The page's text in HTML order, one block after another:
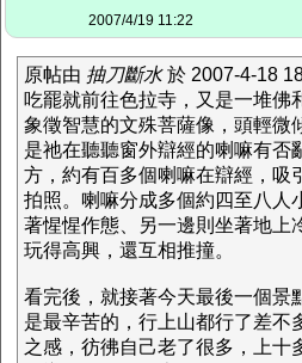
2007/4/19 11:22
原帖由 抽刀斷水於 2007-4-18
吃罷就前往色拉寺，又是一堆佛
象徵智慧的文殊菩薩像，頭輕微
是祂在聽聽窗外辯經的喇嘛有否
方，約有百多個喇嘛在辯經，吸
拍照。喇嘛分成多個約四至八人
著惺惺作態、另一邊則坐著地上
玩得高興，還互相推撞。
看完後，就接著今天最後一個景
是最辛苦的，行上山都行了差不
之感，彷彿自己老了很多，上十